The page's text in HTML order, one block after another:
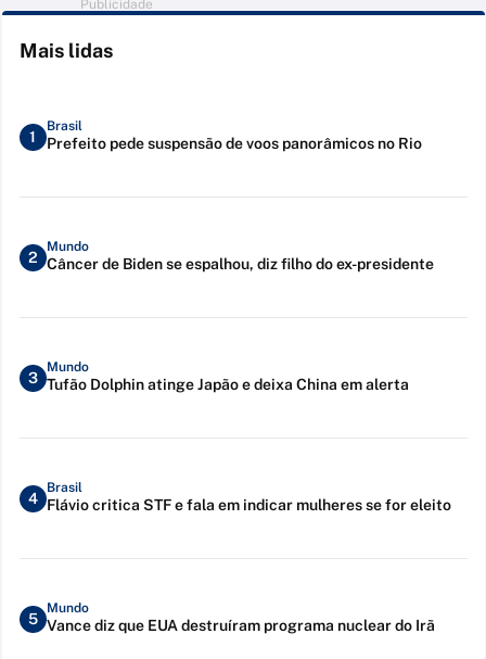
Publicidade
Mais lidas
1
Brasil
Prefeito pede suspensão de voos panorâmicos no Rio
2
Mundo
Câncer de Biden se espalhou, diz filho do ex-presidente
3
Mundo
Tufão Dolphin atinge Japão e deixa China em alerta
4
Brasil
Flávio critica STF e fala em indicar mulheres se for eleito
5
Mundo
Vance diz que EUA destruíram programa nuclear do Irã